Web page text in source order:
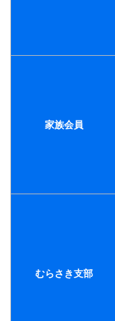
家族会員
むらさき支部